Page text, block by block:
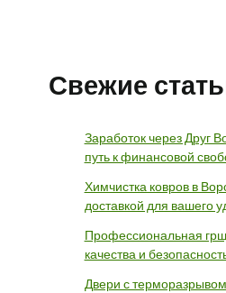
Свежие
Заработок через Друг
путь к финансовой
Химчистка ковров в
доставкой для вашего
Профессиональная грщ
качества и
Двери с